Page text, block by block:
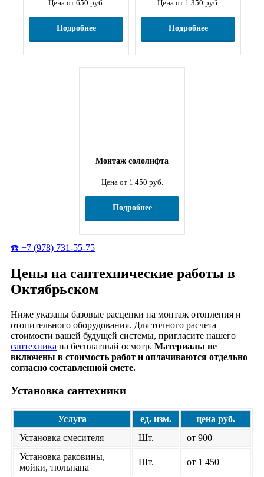
Цена от 650 руб.
Подробнее
Цена от 1 350 руб.
Подробнее
Монтаж сололифта
Цена от 1 450 руб.
Подробнее
☎️ +7 (978) 731-55-75
Цены на сантехнические работы в
Октябрьском
Ниже указаны базовые расценки на монтаж отопления и
отопительного оборудования. Для точного расчета
стоимости вашей будущей системы, пригласите нашего
сантехника на бесплатный осмотр. Материалы не
включены в стоимость работ и оплачиваются отдельно
согласно составленной смете.
Установка сантехники
Услуга ед. изм.
цена руб.
Установка смесителя
Шт.
от 900
Установка раковины,
мойки, тюльпана
Шт. от 1 450